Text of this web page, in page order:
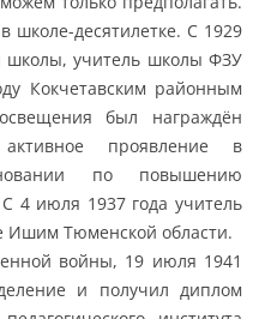
школе-десятилетке. С 1929
школы, учитель школы ФЗУ
Кокчетавским районным
был награждён
проявление в
по повышению
4 июля 1937 года учитель
Ишим Тюменской области.
войны, 19 июля 1941
и получил диплом